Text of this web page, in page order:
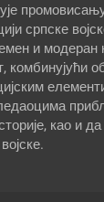
српске
и модеран
комбинујући
као и